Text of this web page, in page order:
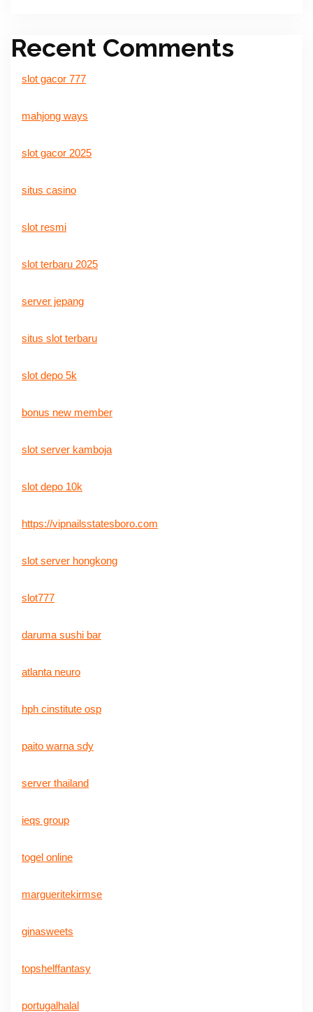
Recent Comments
slot gacor 777
mahjong ways
slot gacor 2025
situs casino
slot resmi
slot terbaru 2025
server jepang
situs slot terbaru
slot depo 5k
bonus new member
slot server kamboja
slot depo 10k
https://vipnailsstatesboro.com
slot server hongkong
slot777
daruma sushi bar
atlanta neuro
hph cinstitute osp
paito warna sdy
server thailand
ieqs group
togel online
margueritekirmse
ginasweets
topshelffantasy
portugalhalal